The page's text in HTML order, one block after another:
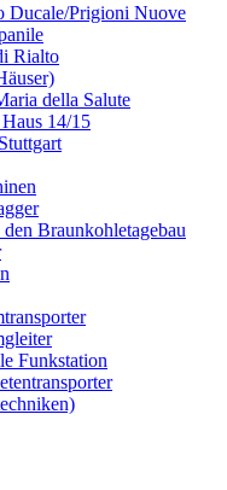
Ducale/Prigioni Nuove
Rialto
della Salute
14/15
den Braunkohletagebau
Funkstation